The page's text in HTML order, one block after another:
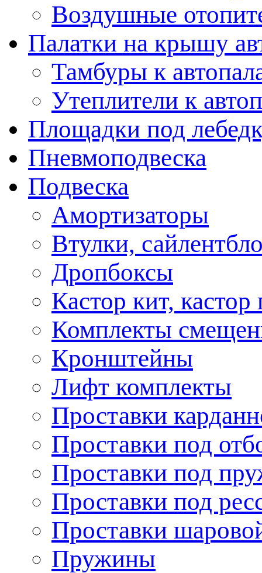
Воздушные
Палатки на крышу
Тамбуры к
Утеплители к
Площадки под
Пневмоподвеска
Подвеска
Амортизаторы
Втулки,
Дропбоксы
Кастор кит, кастор
Комплекты
Кронштейны
Лифт комплекты
Проставки
Проставки под
Проставки под
Проставки под
Проставки
Пружины